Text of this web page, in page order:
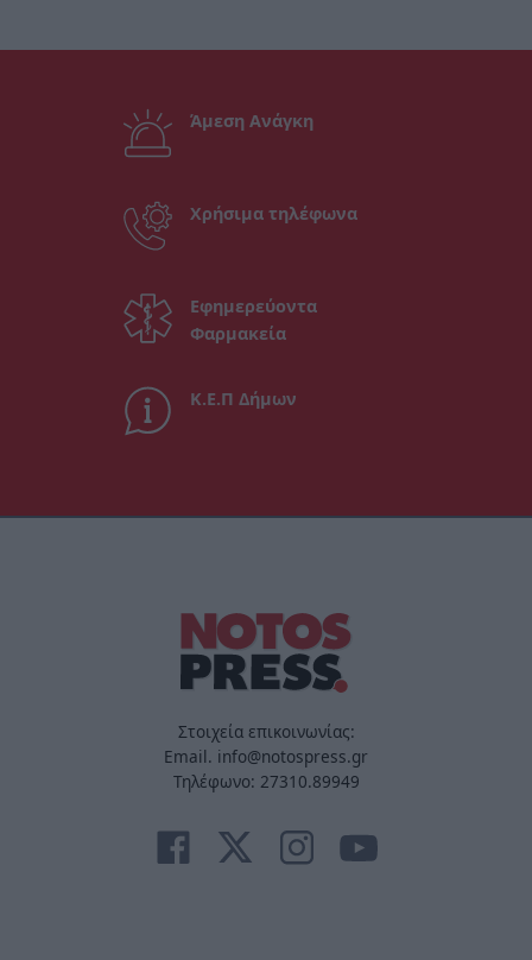
Άμεση Ανάγκη
Χρήσιμα τηλέφωνα
Εφημερεύοντα
Φαρμακεία
Κ.Ε.Π Δήμων
Στοιχεία επικοινωνίας:
Email. info@notospress.gr
Τηλέφωνο: 27310.89949